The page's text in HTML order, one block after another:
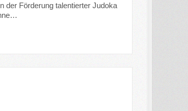
der Förderung talentierter Judoka